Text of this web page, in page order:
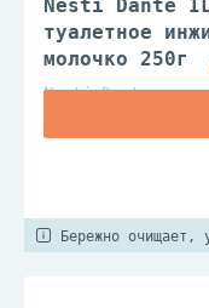
Nesti Dante
туалетное
молочко 250г
Nesti Dante
Бережно очищает,